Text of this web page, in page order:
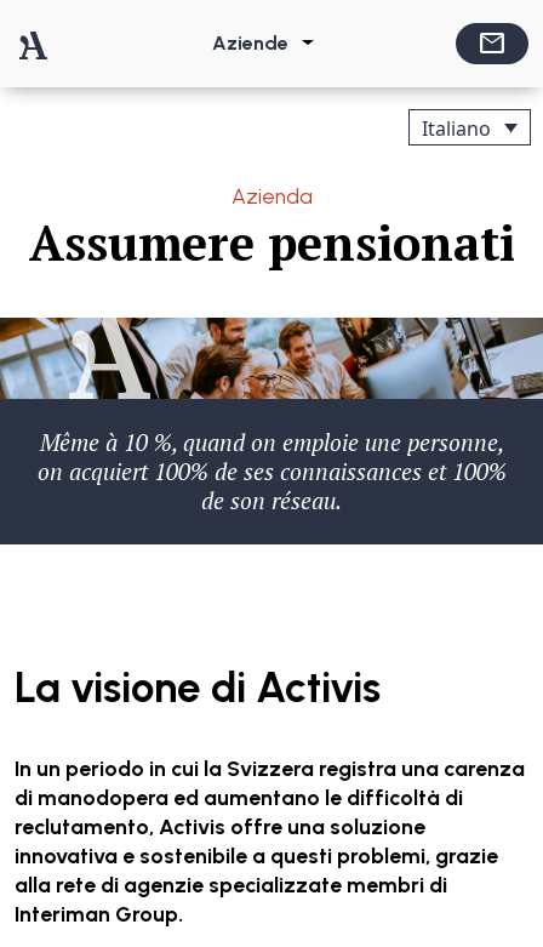
Navigazione principale
Aziende mail
Italiano
Azienda
Assumere pensionati
Même à 10 %, quand on emploie une personne,
on acquiert 100% de ses connaissances et 100%
de son réseau.
La visione di Activis
In un periodo in cui la Svizzera registra una carenza
di manodopera ed aumentano le difficoltà di
reclutamento, Activis offre una soluzione
innovativa e sostenibile a questi problemi, grazie
alla rete di agenzie specializzate membri di
Interiman Group.